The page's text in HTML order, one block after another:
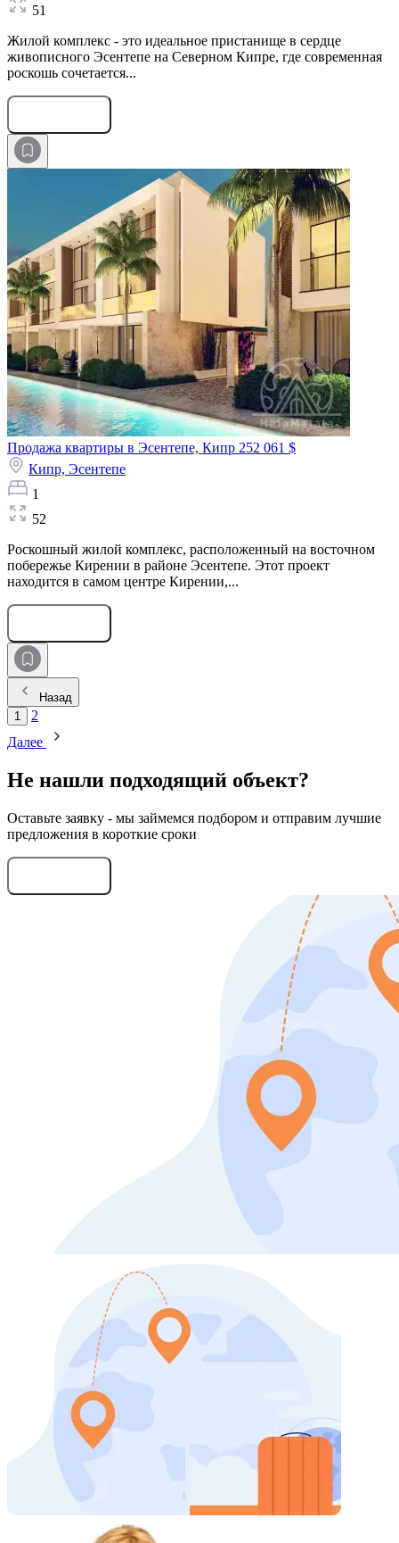
51
Жилой комплекс - это идеальное пристанище в сердце
живописного Эсентепе на Северном Кипре, где современная
роскошь сочетается...
Продажа квартиры в Эсентепе, Кипр 252 061 $
Кипр, Эсентепе
1
52
Роскошный жилой комплекс, расположенный на восточном
побережье Кирении в районе Эсентепе. Этот проект
находится в самом центре Кирении,...
Назад
1
2
Далее
Не нашли подходящий объект?
Оставьте заявку - мы займемся подбором и отправим лучшие
предложения в короткие сроки